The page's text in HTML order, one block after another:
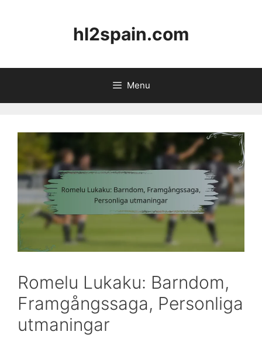
hl2spain.com
Menu
Romelu Lukaku: Barndom,
Framgångssaga, Personliga
utmaningar